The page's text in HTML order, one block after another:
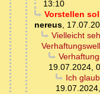
13:10
Vorstellen
nereus,
Vielleicht
19.07.2024,
Ich